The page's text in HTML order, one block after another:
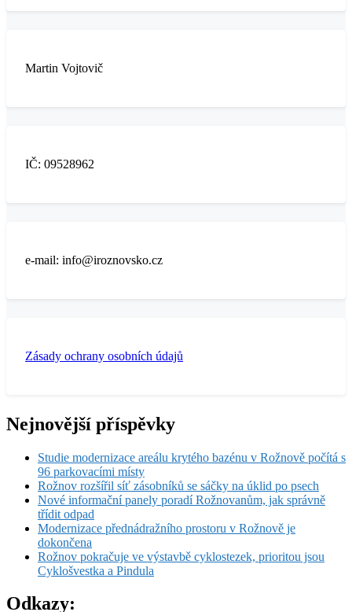
Martin Vojtovič
IČ: 09528962
e-mail: info@iroznovsko.cz
Zásady ochrany osobních údajů
Nejnovější příspěvky
Studie modernizace areálu krytého bazénu v Rožnově počítá s
96 parkovacími místy
Rožnov rozšířil síť zásobníků se sáčky na úklid po psech
Nové informační panely poradí Rožnovanům, jak správně
třídit odpad
Modernizace přednádražního prostoru v Rožnově je
dokončena
Rožnov pokračuje ve výstavbě cyklostezek, prioritou jsou
Cyklošvestka a Pindula
Odkazy: